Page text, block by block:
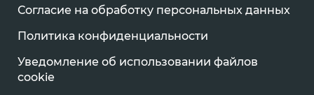
Согласие на обработку персональных данных
Политика конфиденциальности
Уведомление об использовании файлов
cookie